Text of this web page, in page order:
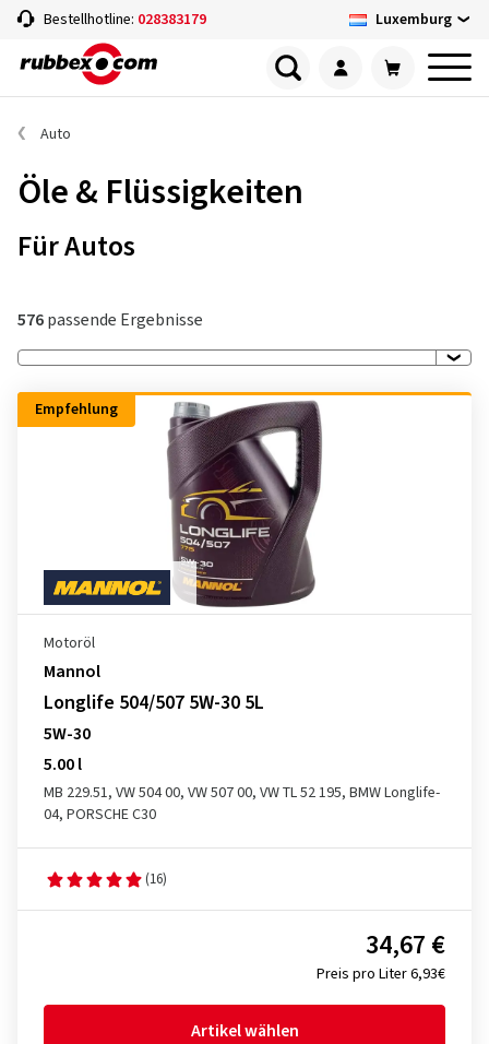
Bestellhotline: 028383179 Luxemburg
Auto
Öle & Flüssigkeiten
Für Autos
576passende Ergebnisse
Empfehlung
Motoröl
Mannol
Longlife 504/507 5W-30 5L
5W-30
5.00 l
MB 229.51, VW 504 00, VW 507 00, VW TL 52 195, BMW Longlife-
04, PORSCHE C30
(16)
Preis pro Liter 6,93€
34,67 €
Artikel wählen